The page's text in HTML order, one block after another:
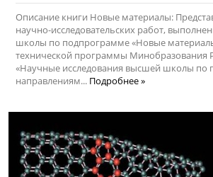
Описание книги Новые материалы:
научно-исследовательских работ,
школы по подпрограмме «Новые
технической программы Минобразования
«Научные исследования высшей школы по
направлениям... Подробнее »